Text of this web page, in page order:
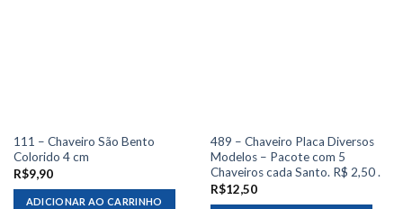
111 – Chaveiro São Bento
Colorido 4 cm
R$9,90
ADICIONAR AO CARRINHO
489 – Chaveiro Placa Diversos
Modelos – Pacote com 5
Chaveiros cada Santo. R$ 2,50 .
R$12,50